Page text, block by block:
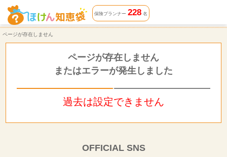
ページが存在しません | ほけん知恵袋
保険プランナー 228名
ページが存在しません
ページが存在しません
またはエラーが発生しました
過去は設定できません
OFFICIAL SNS